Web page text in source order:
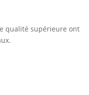
qualité supérieure ont